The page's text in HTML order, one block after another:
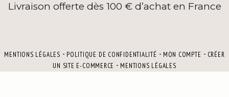
Livraison offerte dès 100 € d’achat en France
MENTIONS LÉGALES POLITIQUE DE CONFIDENTIALITÉ MON COMPTE
CRÉER
UN SITE E-COMMERCE
MENTIONS LÉGALES